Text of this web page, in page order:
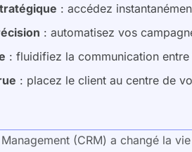
: accédez
: automatisez vos
: fluidifiez la communication
: placez le client au centre de
(CRM) a changé la